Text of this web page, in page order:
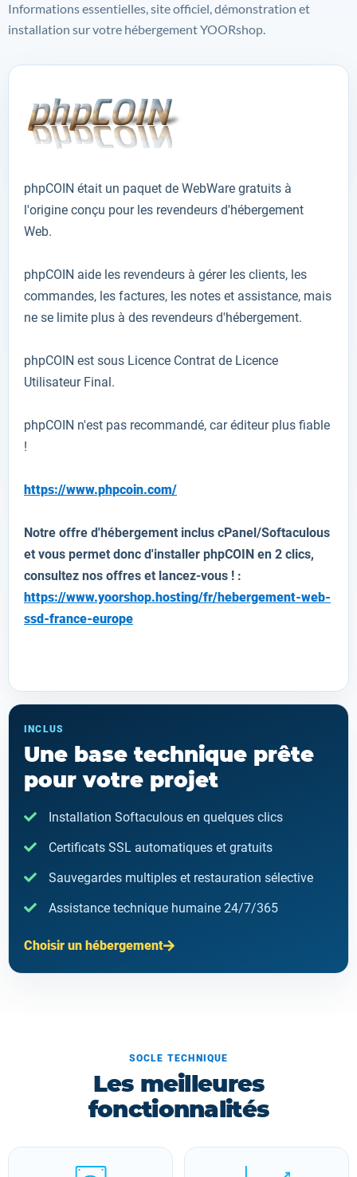
Informations essentielles, site officiel, démonstration et
installation sur votre hébergement YOORshop.
phpCOIN était un paquet de WebWare gratuits à
l'origine conçu pour les revendeurs d'hébergement
Web.
phpCOIN aide les revendeurs à gérer les clients, les
commandes, les factures, les notes et assistance, mais
ne se limite plus à des revendeurs d'hébergement.
phpCOIN est sous Licence Contrat de Licence
Utilisateur Final.
phpCOIN n'est pas recommandé, car éditeur plus fiable
!
https://www.phpcoin.com/
Notre offre d'hébergement inclus cPanel/Softaculous
et vous permet donc d'installer phpCOIN en 2 clics,
consultez nos offres et lancez-vous ! :
https://www.yoorshop.hosting/fr/hebergement-web-
ssd-france-europe
INCLUS
Une base technique prête
pour votre projet
Installation Softaculous en quelques clics
Certificats SSL automatiques et gratuits
Sauvegardes multiples et restauration sélective
Assistance technique humaine 24/7/365
Choisir un hébergement
SOCLE TECHNIQUE
Les meilleures
fonctionnalités